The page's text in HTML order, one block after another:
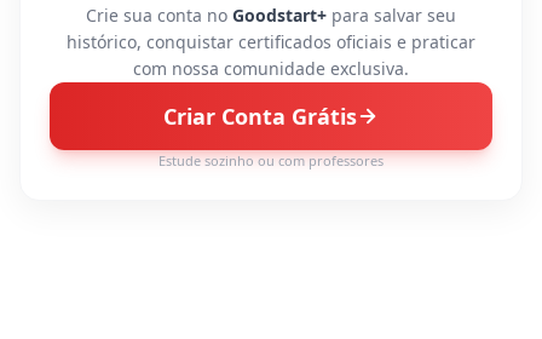
Crie sua conta no Goodstart+ para salvar seu
histórico, conquistar certificados oficiais e praticar
com nossa comunidade exclusiva.
Criar Conta Grátis
Estude sozinho ou com professores